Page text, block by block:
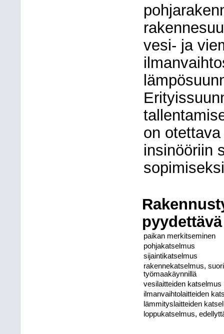
vesi- ja
on
insinööriin
paikan merkitseminen
pohjakatselmus
sijaintikatselmus
rakennekatselmus,
työmaakäynnillä
vesilaitteiden katselmus
ilmanvaihtolaitteiden
lämmityslaitteiden
loppukatselmus,